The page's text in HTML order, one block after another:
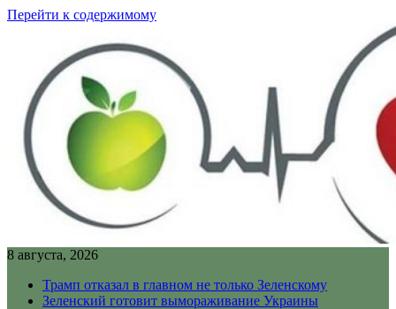
Перейти к содержимому
8 августа, 2026
Трамп отказал в главном не только Зеленскому
Зеленский готовит вымораживание Украины